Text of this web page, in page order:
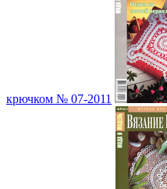
крючком № 07-2011